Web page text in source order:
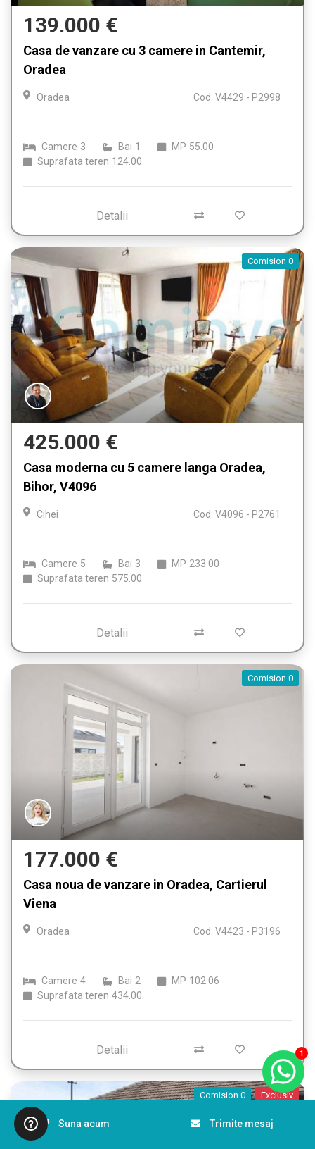
1
139.000 €
Casa de vanzare cu 3 camere in Cantemir,
Oradea
Oradea Cod: V4429 - P2998
Camere 3 Bai 1 MP 55.00
Suprafata teren 124.00
Detalii
Comision 0
425.000 €
Casa moderna cu 5 camere langa Oradea,
Bihor, V4096
Cihei Cod: V4096 - P2761
Camere 5 Bai 3 MP 233.00
Suprafata teren 575.00
Detalii
Comision 0
177.000 €
Casa noua de vanzare in Oradea, Cartierul
Viena
Oradea Cod: V4423 - P3196
Camere 4 Bai 2 MP 102.06
Suprafata teren 434.00
Detalii
Comision 0 Exclusiv
Suna acum Trimite mesaj